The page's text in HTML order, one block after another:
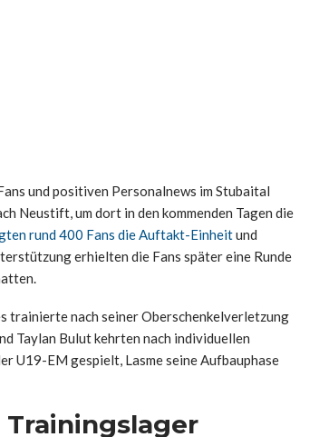
und positiven Personalnews im Stubaital
Neustift, um dort in den kommenden Tagen die
rund 400 Fans die Auftakt-Einheitund
erhielten die Fans später eine Runde
trainierte nach seiner Oberschenkelverletzung
Taylan Bulut kehrten nach individuellen
U19-EM gespielt, Lasme seine Aufbauphase
Trainingslager